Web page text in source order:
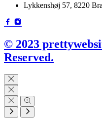
Lykkenshøj 57, 8220
© 2023
Reserved.